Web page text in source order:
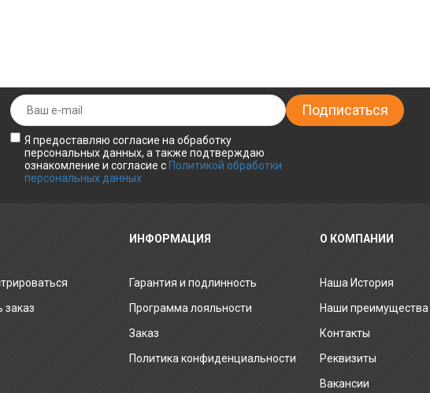
Я предоставляю согласие на обработку
персональных данных, а также подтверждаю
ознакомление и согласие с Политикой обработки
персональных данных
заказ
ИНФОРМАЦИЯ
Гарантия и подлинность
Программа лояльности
Заказ
Политика конфиденциальности
О КОМПАНИИ
Наша История
Наши преимущества
Контакты
Реквизиты
Вакансии